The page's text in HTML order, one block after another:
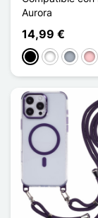
Aurora
14,99 €
NegroBlanco
Gris